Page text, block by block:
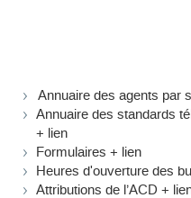
Annuaire des agents par
Annuaire des standards
+ lien
Formulaires + lien
Heures d'ouverture des
Attributions de l’ACD +